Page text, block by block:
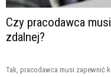
Czy pracodawca
zdalnej?
Tak, pracodawca musi zapewnić